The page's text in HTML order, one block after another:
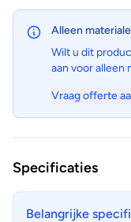
Alleen
Wilt u dit
aan voor alleen
Vraag offerte
Specificaties
Belangrijke